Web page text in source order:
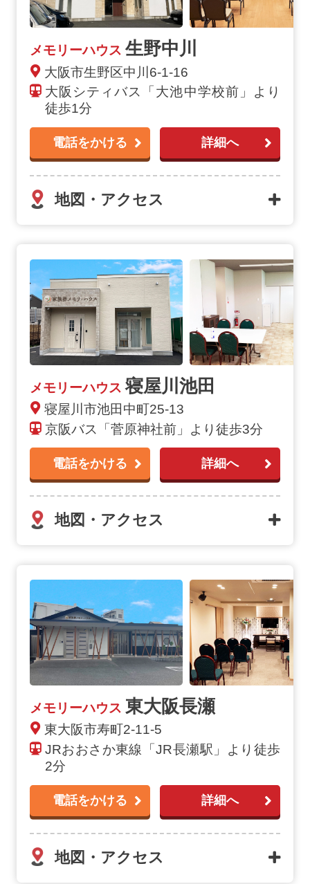
メモリーハウス 生野中川
大阪市生野区中川6-1-16
大阪シティバス「大池中学校前」より
徒歩1分
電話をかける 詳細へ
地図・アクセス
メモリーハウス寝屋川池田
寝屋川市池田中町25-13
京阪バス「菅原神社前」より徒歩3分
電話をかける 詳細へ
地図・アクセス
メモリーハウス 東大阪長瀬
東大阪市寿町2-11-5
JRおおさか東線「JR長瀬駅」より徒歩
2分
電話をかける 詳細へ
地図・アクセス